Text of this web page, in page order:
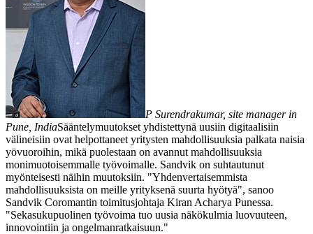
P Surendrakumar, site manager in
Pune, IndiaSääntelymuutokset yhdistettynä uusiin digitaalisiin
välineisiin ovat helpottaneet yritysten mahdollisuuksia palkata naisia
yövuoroihin, mikä puolestaan on avannut mahdollisuuksia
monimuotoisemmalle työvoimalle. Sandvik on suhtautunut
myönteisesti näihin muutoksiin. "Yhdenvertaisemmista
mahdollisuuksista on meille yrityksenä suurta hyötyä", sanoo
Sandvik Coromantin toimitusjohtaja Kiran Acharya Punessa.
"Sekasukupuolinen työvoima tuo uusia näkökulmia luovuuteen,
innovointiin ja ongelmanratkaisuun."